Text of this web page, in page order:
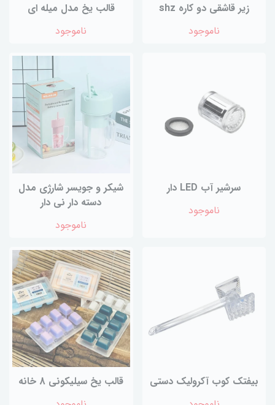
زیر قاشقی دو کاره shz
ناموجود
قالب یخ مدل میله ای
ناموجود
سرشیر آب LED دار
ناموجود
شیکر و جویسر شارژی مدل
دسته دار نی دار
ناموجود
بیفتک کوب آکرولیک دستی
قالب یخ سیلیکونی 8 خانه